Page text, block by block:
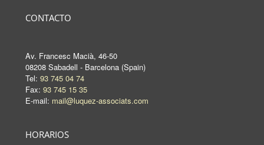
CONTACTO
Av. Francesc Macià, 46-50
08208 Sabadell - Barcelona (Spain)
Tel: 93 745 04 74
Fax: 93 745 15 35
E-mail: mail@luquez-associats.com
HORARIOS